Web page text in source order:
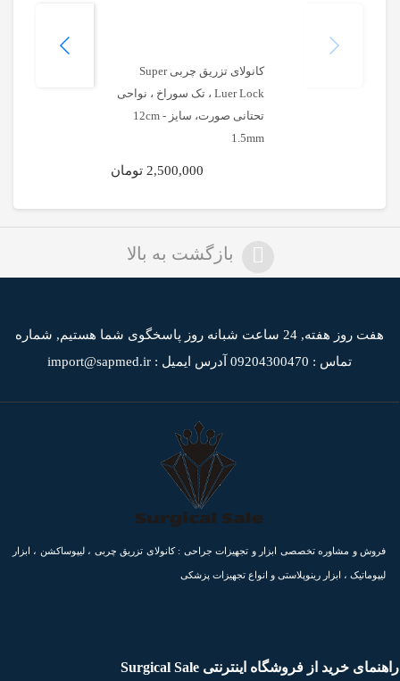
کانولای تزریق چربی Super
Luer Lock ، تک سوراخ ، نواحی
تحتانی صورت، سایز 12cm -
1.5mm
2,500,000 تومان
بازگشت به بالا
هفت روز هفته, 24 ساعت شبانه روز پاسخگوی شما هستیم,
شماره
تماس : 09204300470
آدرس ایمیل : import@sapmed.ir
فروش و مشاوره تخصصی ابزار و تجهیزات جراحی : کانولای تزریق چربی ، لیپوساکشن ، ابزار
لیپوماتیک ، ابزار رینوپلاستی و انواع تجهیزات پزشکی
راهنمای خرید از فروشگاه اینترنتی Surgical Sale